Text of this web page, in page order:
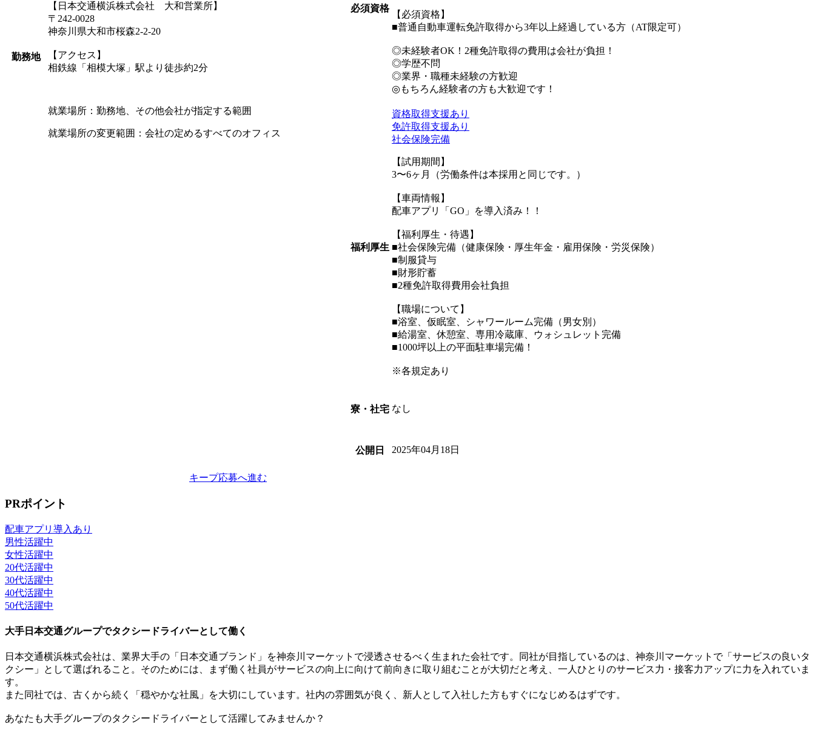
勤務地
【日本交通横浜株式会社 大和営業所】
〒242-0028
神奈川県大和市桜森2-2-20
【アクセス】
相鉄線「相模大塚」駅より徒歩約2分
就業場所：勤務地、その他会社が指定する範囲
就業場所の変更範囲：会社の定めるすべてのオフィス
必須資格
【必須資格】
■普通自動車運転免許取得から3年以上経過している方（AT限定可）
◎未経験者OK！2種免許取得の費用は会社が負担！
◎学歴不問
◎業界・職種未経験の方歓迎
◎もちろん経験者の方も大歓迎です！
福利厚生
資格取得支援あり
免許取得支援あり
社会保険完備
【試用期間】
3〜6ヶ月（労働条件は本採用と同じです。）
【車両情報】
配車アプリ「GO」を導入済み！！
【福利厚生・待遇】
■社会保険完備（健康保険・厚生年金・雇用保険・労災保険）
■制服貸与
■財形貯蓄
■2種免許取得費用会社負担
【職場について】
■浴室、仮眠室、シャワールーム完備（男女別）
■給湯室、休憩室、専用冷蔵庫、ウォシュレット完備
■1000坪以上の平面駐車場完備！
※各規定あり
寮・社宅 なし
公開日 2025年04月18日
キープ応募へ進む
PRポイント
配車アプリ導入あり
男性活躍中
女性活躍中
20代活躍中
30代活躍中
40代活躍中
50代活躍中
大手日本交通グループでタクシードライバーとして働く
日本交通横浜株式会社は、業界大手の「日本交通ブランド」を神奈川マーケットで浸透させるべく生まれた会社です。同社が目指しているのは、神奈川マーケットで「サービスの良いタ
クシー」として選ばれること。そのためには、まず働く社員がサービスの向上に向けて前向きに取り組むことが大切だと考え、一人ひとりのサービス力・接客力アップに力を入れていま
す。
また同社では、古くから続く「穏やかな社風」を大切にしています。社内の雰囲気が良く、新人として入社した方もすぐになじめるはずです。
あなたも大手グループのタクシードライバーとして活躍してみませんか？